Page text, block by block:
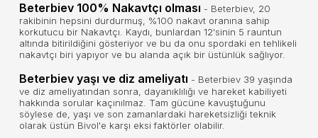
Beterbiev 100% Nakavtçı olması - Beterbiev, 20
rakibinin hepsini durdurmuş, %100 nakavt oranına sahip
korkutucu bir Nakavtçı. Kaydı, bunlardan 12'sinin 5 rauntun
altında bitirildiğini gösteriyor ve bu da onu spordaki en tehlikeli
nakavtçı biri yapıyor ve bu alanda açık bir üstünlük sağlıyor.
Beterbiev yaşı ve diz ameliyatı - Beterbiev 39 yaşında
ve diz ameliyatından sonra, dayanıklılığı ve hareket kabiliyeti
hakkında sorular kaçınılmaz. Tam gücüne kavuştuğunu
söylese de, yaşı ve son zamanlardaki hareketsizliği teknik
olarak üstün Bivol'e karşı eksi faktörler olabilir.